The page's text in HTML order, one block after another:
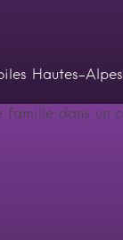
Hautes-Alpes